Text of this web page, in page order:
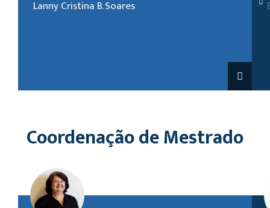
Lanny Cristina B. Soares
Coordenação de Mestrado